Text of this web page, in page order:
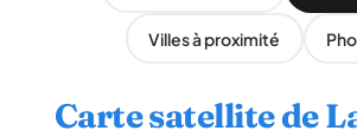
Villes à proximité
Carte satellite de